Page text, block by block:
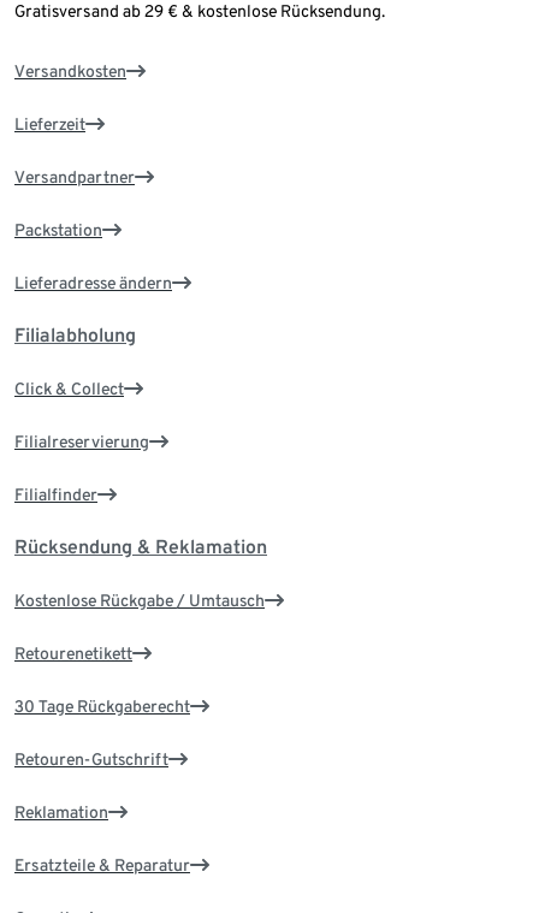
Gratisversand ab 29 € & kostenlose Rücksendung.
Versandkosten
Lieferzeit
Versandpartner
Packstation
Lieferadresse ändern
Filialabholung
Click & Collect
Filialreservierung
Filialfinder
Rücksendung & Reklamation
Kostenlose Rückgabe / Umtausch
Retourenetikett
30 Tage Rückgaberecht
Retouren-Gutschrift
Reklamation
Ersatzteile & Reparatur